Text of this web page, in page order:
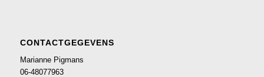
CONTACTGEGEVENS
Marianne Pigmans
06-48077963